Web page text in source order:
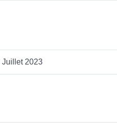
Juillet 2023